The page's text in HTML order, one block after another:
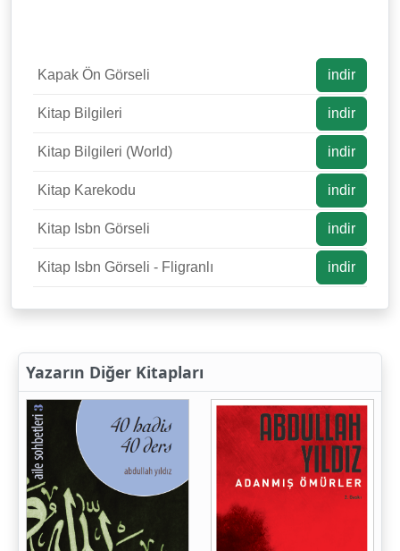
Kapak Ön Görseli indir
Kitap Bilgileri indir
Kitap Bilgileri (World) indir
Kitap Karekodu indir
Kitap Isbn Görseli indir
Kitap Isbn Görseli - Fligranlı indir
Yazarın Diğer Kitapları